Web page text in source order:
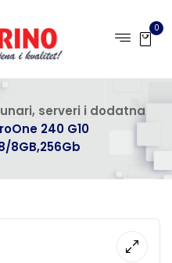
0
serveri i dodatna
240 G10
8GB,256Gb